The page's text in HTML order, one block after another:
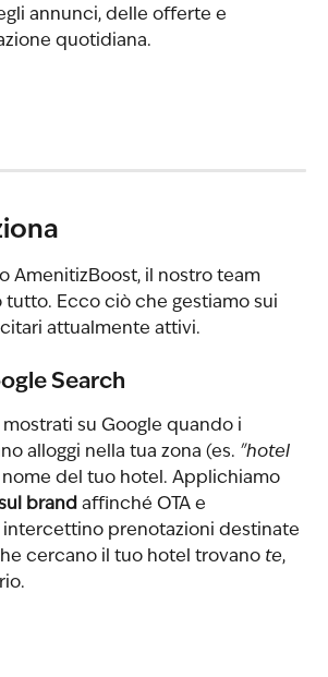
annunci, delle offerte e
quotidiana.
AmenitizBoost, il nostro team
Ecco ciò che gestiamo sui
attualmente attivi.
Search
su Google quando i
alloggi nella tua zona (es. "hotel
nome del tuo hotel. Applichiamo
brand affinché OTA e
prenotazioni destinate
cercano il tuo hotel trovano te,